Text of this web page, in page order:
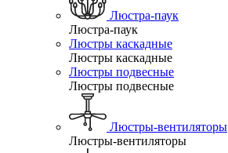
Люстра-паук
Люстра-паук
Люстры каскадные
Люстры каскадные
Люстры подвесные
Люстры подвесные
Люстры-вентиляторы
Люстры-вентиляторы